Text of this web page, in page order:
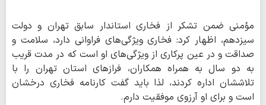
مؤمنی ضمن تشکر از فخاری استاندار سابق تهران و دولت
سیزدهم، اظهار کرد: فخاری ویژگی‌های فراوانی دارد، سلامت و
صداقت و در عین پرکاری از ویژگی‌های او است که در مدت قریب
به دو سال به همراه همکاران، فرازهای استان تهران را با
تلاششان اداره کردند، لذا باید گفت کارنامه فخاری درخشان
است و برای او آرزوی موفقیت دارم.